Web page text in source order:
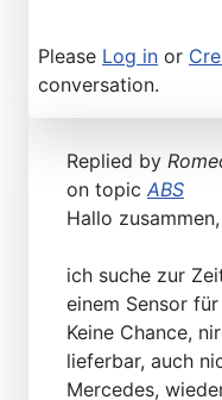
Please Log in or
conversation.
Replied by
on topic ABS
Hallo zusammen,
ich suche zur
einem Sensor
Keine Chance,
lieferbar, auch
Mercedes,